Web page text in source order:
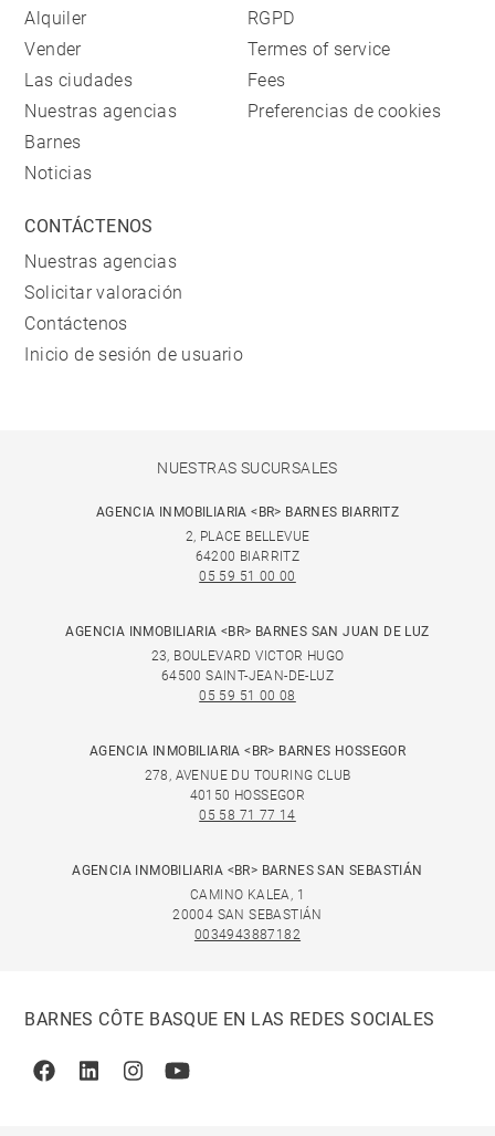
Alquiler
Vender
Las ciudades
Nuestras agencias
Barnes
Noticias
RGPD
Termes of service
Fees
Preferencias de cookies
CONTÁCTENOS
Nuestras agencias
Solicitar valoración
Contáctenos
Inicio de sesión de usuario
NUESTRAS SUCURSALES
AGENCIA INMOBILIARIA <BR> BARNES BIARRITZ
2, PLACE BELLEVUE
64200 BIARRITZ
05 59 51 00 00
AGENCIA INMOBILIARIA <BR> BARNES SAN JUAN DE LUZ
23, BOULEVARD VICTOR HUGO
64500 SAINT-JEAN-DE-LUZ
05 59 51 00 08
AGENCIA INMOBILIARIA <BR> BARNES HOSSEGOR
278, AVENUE DU TOURING CLUB
40150 HOSSEGOR
05 58 71 77 14
AGENCIA INMOBILIARIA <BR> BARNES SAN SEBASTIÁN
CAMINO KALEA, 1
20004 SAN SEBASTIÁN
0034943887182
BARNES CÔTE BASQUE EN LAS REDES SOCIALES
FacebookLinkedinInstagramYoutube